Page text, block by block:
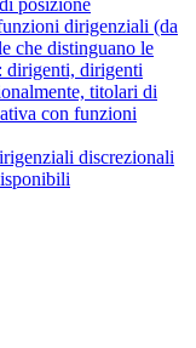
posizione
dirigenziali (da
che distinguano le
dirigenti, dirigenti
titolari di
con funzioni
discrezionali